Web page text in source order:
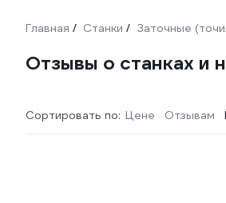
Главная / Станки / Заточные
Отзывы о станках и
Сортировать по: Цене Отзывам